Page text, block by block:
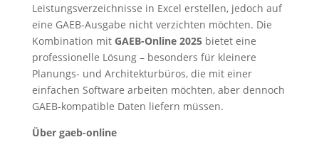
Leistungsverzeichnisse in Excel erstellen, jedoch auf
eine GAEB-Ausgabe nicht verzichten möchten. Die
Kombination mit GAEB-Online 2025bietet eine
professionelle Lösung – besonders für kleinere
Planungs- und Architekturbüros, die mit einer
einfachen Software arbeiten möchten, aber dennoch
GAEB-kompatible Daten liefern müssen.
Über gaeb-online